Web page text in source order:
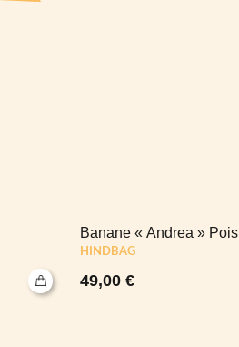
Banane « Andrea » Pois
HINDBAG
49,00 €